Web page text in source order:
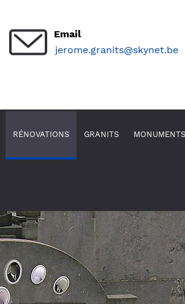
Email
jerome.granits@skynet.be
RÉNOVATIONS GRANITS